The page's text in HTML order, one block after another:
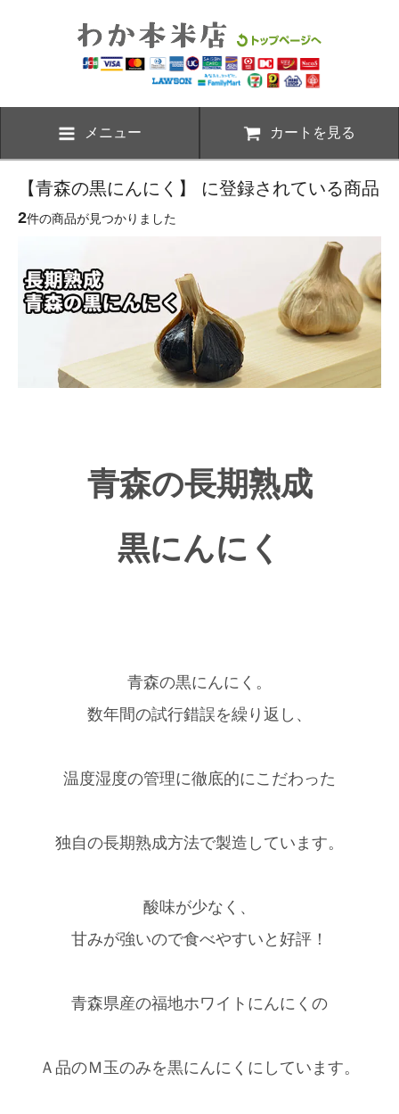
メニュー カートを見る
【青森の黒にんにく】 に登録されている商品
2件の商品が見つかりました
青森の長期熟成
黒にんにく
青森の黒にんにく。
数年間の試行錯誤を繰り返し、
温度湿度の管理に徹底的にこだわった
独自の長期熟成方法で製造しています。
酸味が少なく、
甘みが強いので食べやすいと好評！
青森県産の福地ホワイトにんにくの
Ａ品のＭ玉のみを黒にんにくにしています。